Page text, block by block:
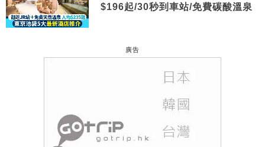
$196起/30秒到車站/免費碳酸溫泉
廣告